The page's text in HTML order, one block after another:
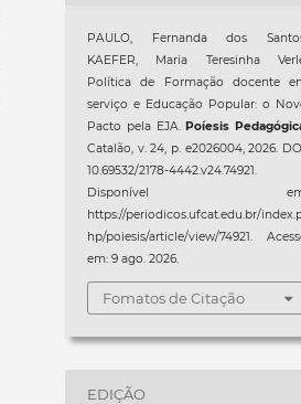
PAULO, Fernanda dos
KAEFER, Maria Teresinha
Política de Formação docente
serviço e Educação Popular: o
Pacto pela EJA.Poíesis
Catalão, v. 24, p. e2026004, 2026.
10.69532/2178-4442.v24.74921.
Disponível
https://periodicos.ufcat.edu.br/
hp/poiesis/article/view/74921.
em: 9 ago. 2026.
Fomatos de Citação
EDIÇÃO